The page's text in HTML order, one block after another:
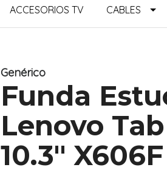
ACCESORIOS TV CABLES
Genérico
Funda
Lenovo
10.3"